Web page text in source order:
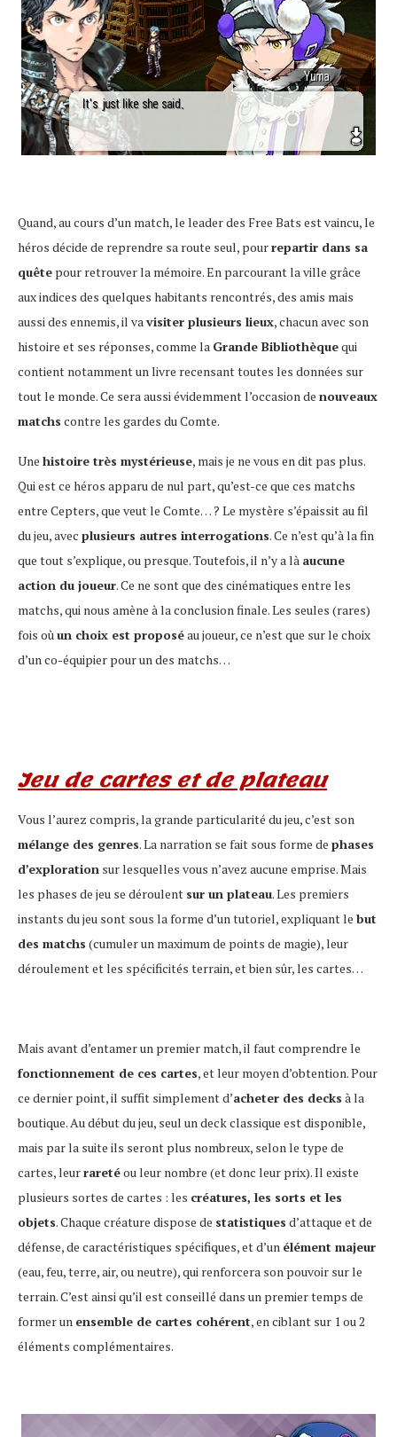
Quand, au cours d’un match, le leader des Free Bats est vaincu, le
héros décide de reprendre sa route seul, pourrepartir dans sa
quête pour retrouver la mémoire. En parcourant la ville grâce
aux indices des quelques habitants rencontrés, des amis mais
aussi des ennemis, il va visiter plusieurs lieux, chacun avec son
histoire et ses réponses, comme la Grande Bibliothèquequi
contient notamment un livre recensant toutes les données sur
tout le monde. Ce sera aussi évidemment l’occasion de nouveaux
matchs contre les gardes du Comte.
Une histoire très mystérieuse, mais je ne vous en dit pas plus.
Qui est ce héros apparu de nul part, qu’est-ce que ces matchs
entre Cepters, que veut le Comte… ? Le mystère s’épaissit au fil
du jeu, avec plusieurs autres interrogations. Ce n’est qu’à la fin
que tout s’explique, ou presque. Toutefois, il n’y a là aucune
action du joueur. Ce ne sont que des cinématiques entre les
matchs, qui nous amène à la conclusion finale. Les seules (rares)
fois où un choix est proposéau joueur, ce n’est que sur le choix
d’un co-équipier pour un des matchs…
Jeude cartes et de plateau
Vous l’aurez compris, la grande particularité du jeu, c’est son
mélange des genres. La narration se fait sous forme de phases
d’exploration sur lesquelles vous n’avez aucune emprise. Mais
les phases de jeu se déroulent sur un plateau. Les premiers
instants du jeu sont sous la forme d’un tutoriel, expliquant le but
des matchs (cumuler un maximum de points de magie), leur
déroulement et les spécificités terrain, et bien sûr, les cartes…
Mais avant d’entamer un premier match, il faut comprendre le
fonctionnement de ces cartes, et leur moyen d’obtention. Pour
ce dernier point, il suffit simplement d’acheter des decks à la
boutique. Au début du jeu, seul un deck classique est disponible,
mais par la suite ils seront plus nombreux, selon le type de
cartes, leurraretéou leur nombre (et donc leur prix). Il existe
plusieurs sortes de cartes : les créatures, les sorts et les
objets. Chaque créature dispose de statistiques d’attaque et de
défense, de caractéristiques spécifiques, et d’un élément majeur
(eau, feu, terre, air, ou neutre), qui renforcera son pouvoir sur le
terrain. C’est ainsi qu’il est conseillé dans un premier temps de
former un ensemble de cartes cohérent, en ciblant sur 1 ou 2
éléments complémentaires.